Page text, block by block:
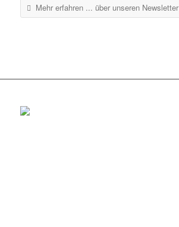
Mehr erfahren ... über unseren Newsletter